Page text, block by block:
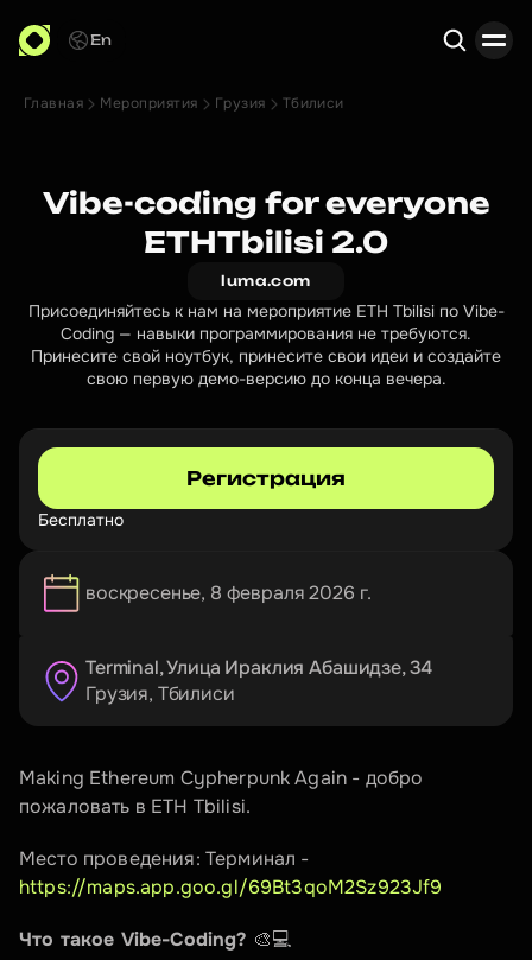
En
Главная Мероприятия Грузия Тбилиси
Vibe-coding for everyone
ETHTbilisi 2.0
luma.com
Присоединяйтесь к нам на мероприятие ETH Tbilisi по Vibe-
Coding — навыки программирования не требуются.
Принесите свой ноутбук, принесите свои идеи и создайте
свою первую демо-версию до конца вечера.
Регистрация
Бесплатно
воскресенье, 8 февраля 2026 г.
Terminal, Улица Ираклия Абашидзе, 34
Грузия, Тбилиси
Making Ethereum Cypherpunk Again - добро
пожаловать в ETH Tbilisi.
https://maps.app.goo.gl/69Bt3qoM2Sz923Jf9
Что такое Vibe-Coding? 🎨💻